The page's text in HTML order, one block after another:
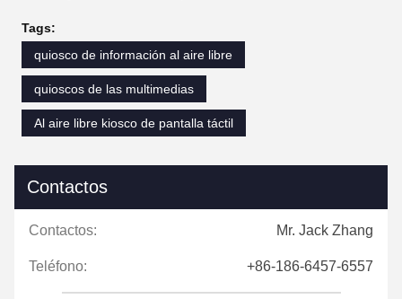
Tags:
quiosco de información al aire libre
quioscos de las multimedias
Al aire libre kiosco de pantalla táctil
Contactos
Contactos: Mr. Jack Zhang
Teléfono: +86-186-6457-6557